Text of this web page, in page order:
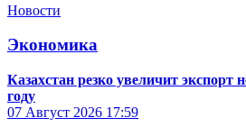
Новости
Экономика
Казахстан резко увеличит экспорт
году
07 Август 2026 17:59